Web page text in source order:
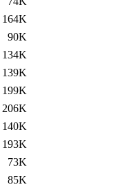
164K
90K
134K
139K
199K
206K
140K
193K
73K
85K